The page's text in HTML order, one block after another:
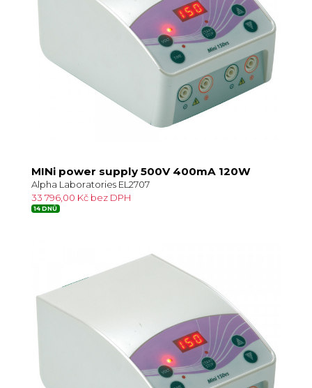
MINi power supply 500V 400mA 120W
Alpha Laboratories EL2707
33 796,00 Kč bez DPH
14 DNŮ